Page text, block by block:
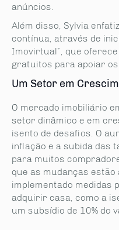
anúncios.
Além disso, Sylvia
contínua, através de
Imovirtual”, que
gratuitos para apoiar
Um Setor em
O mercado imobiliário
setor dinâmico e em
isento de desafios. O
inflação e a subida das
para muitos
que as mudanças estão
implementado medidas
adquirir casa, como a
um subsídio de 10% do